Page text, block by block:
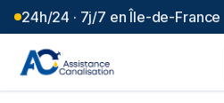
24h/24 · 7j/7 en Île-de-France